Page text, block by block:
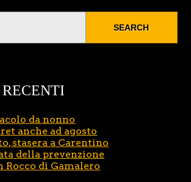
da nonno
anche ad agosto
stasera a Carentino
della prevenzione
Rocco di Gamalero